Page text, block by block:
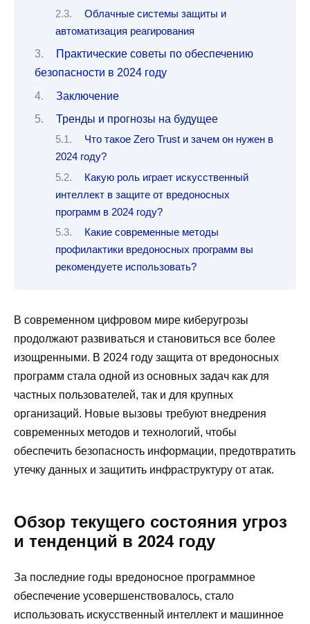
Облачные системы защиты и
автоматизация реагирования
Практические советы по обеспечению
безопасности в 2024 году
Заключение
Тренды и прогнозы на будущее
Что такое Zero Trust и зачем он нужен в
2024 году?
Какую роль играет искусственный
интеллект в защите от вредоносных
программ в 2024 году?
Какие современные методы
профилактики вредоносных программ вы
рекомендуете использовать?
В современном цифровом мире киберугрозы
продолжают развиваться и становиться все более
изощренными. В 2024 году защита от вредоносных
программ стала одной из основных задач как для
частных пользователей, так и для крупных
организаций. Новые вызовы требуют внедрения
современных методов и технологий, чтобы
обеспечить безопасность информации, предотвратить
утечку данных и защитить инфраструктуру от атак.
Обзор текущего состояния угроз
и тенденций в 2024 году
За последние годы вредоносное программное
обеспечение усовершенствовалось, стало
использовать искусственный интеллект и машинное